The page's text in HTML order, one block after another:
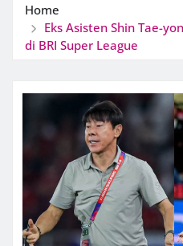
Home
Eks Asisten Shin Tae-
di BRI Super League